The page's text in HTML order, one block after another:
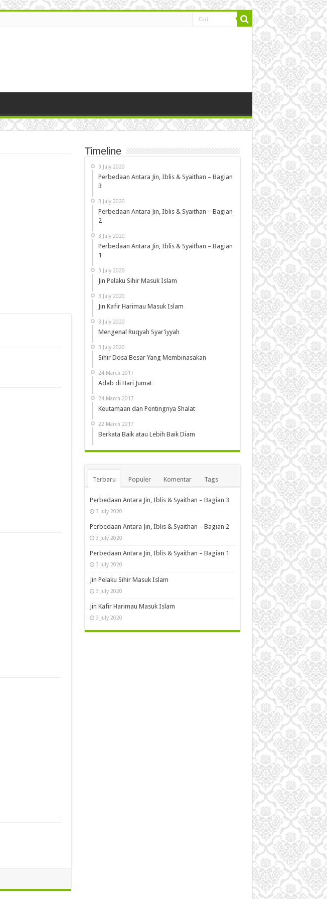
Timeline
3 July 2020
Perbedaan Antara Jin, Iblis & Syaithan – Bagian
3
3 July 2020
Perbedaan Antara Jin, Iblis & Syaithan – Bagian
2
3 July 2020
Perbedaan Antara Jin, Iblis & Syaithan – Bagian
1
3 July 2020
Jin Pelaku Sihir Masuk Islam
3 July 2020
Jin Kafir Harimau Masuk Islam
3 July 2020
Mengenal Ruqyah Syar’iyyah
3 July 2020
Sihir Dosa Besar Yang Membinasakan
24 March 2017
Adab di Hari Jumat
24 March 2017
Keutamaan dan Pentingnya Shalat
22 March 2017
Berkata Baik atau Lebih Baik Diam
Terbaru Populer Komentar Tags
Perbedaan Antara Jin, Iblis & Syaithan – Bagian 3
3 July 2020
Perbedaan Antara Jin, Iblis & Syaithan – Bagian 2
3 July 2020
Perbedaan Antara Jin, Iblis & Syaithan – Bagian 1
3 July 2020
Jin Pelaku Sihir Masuk Islam
3 July 2020
Jin Kafir Harimau Masuk Islam
3 July 2020